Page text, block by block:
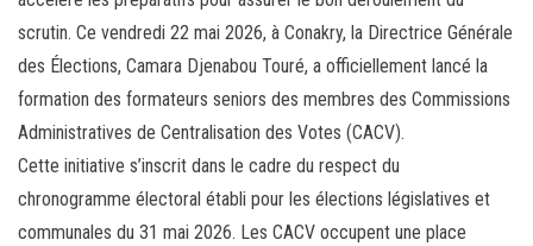
scrutin. Ce vendredi 22 mai 2026, à Conakry, la Directrice Générale
des Élections, Camara Djenabou Touré, a officiellement lancé la
formation des formateurs seniors des membres des Commissions
Administratives de Centralisation des Votes (CACV).
Cette initiative s’inscrit dans le cadre du respect du
chronogramme électoral établi pour les élections législatives et
communales du 31 mai 2026. Les CACV occupent une place